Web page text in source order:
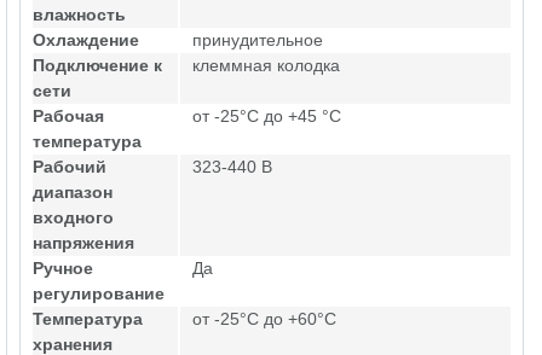
влажность
Охлаждение
принудительное
Подключение к
сети
клеммная колодка
Рабочая
температура
от -25°C до +45 °C
Рабочий
диапазон
входного
напряжения
323-440 В
Ручное
регулирование
Да
Температура
хранения
от -25°C до +60°C